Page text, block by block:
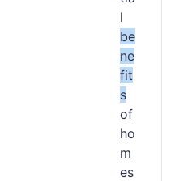
l
be
ne
fit
s
of
ho
m
es